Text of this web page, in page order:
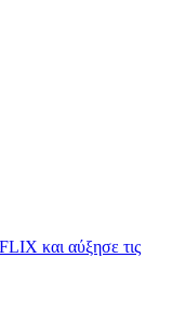
και αύξησε τις